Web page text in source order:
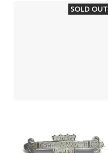
SOLD OUT